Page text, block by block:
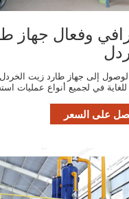
وفعال جهاز
إلى جهاز طارد زيت الخردل
في لجميع أنواع عمليات
على السعر